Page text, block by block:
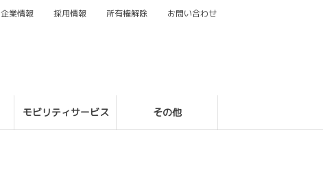
モビリティサービス その他
企業情報 採用情報 所有権解除 お問い合わせ